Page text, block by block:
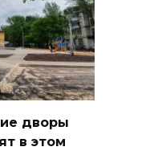
дворы
в этом